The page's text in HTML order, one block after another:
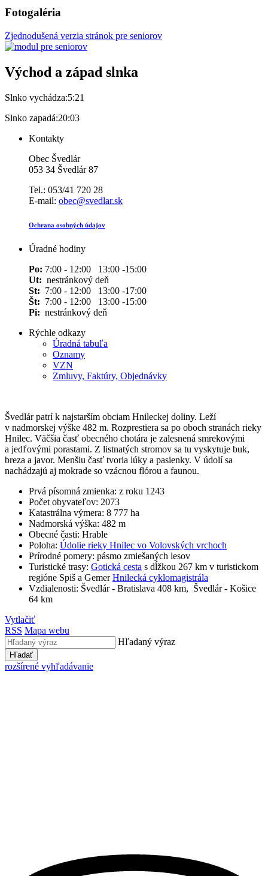
Fotogaléria
Zjednodušená verzia stránok pre seniorov
Východ a západ slnka
Slnko vychádza:5:21
Slnko zapadá:20:03
Kontakty
Obec Švedlár
053 34 Švedlár 87
Tel.: 053/41 720 28
E-mail: obec@svedlar.sk
Ochrana osobných údajov
Úradné hodiny
Po: 7:00 - 12:00 13:00 -15:00
Ut: nestránkový deň
St: 7:00 - 12:00 13:00 -17:00
Št: 7:00 - 12:00 13:00 -15:00
Pi: nestránkový deň
Rýchle odkazy
Úradná tabuľa
Oznamy
VZN
Zmluvy, Faktúry, Objednávky
Švedlár patrí k najstarším obciam Hnileckej doliny. Leží
v nadmorskej výške 482 m. Rozprestiera sa po oboch stranách rieky
Hnilec. Väčšia časť obecného chotára je zalesnená smrekovými
a jedľovými porastami. Z listnatých stromov sa tu vyskytuje buk,
breza a javor. Menšiu časť tvoria lúky a pasienky. V údolí sa
nachádzajú aj mokrade so vzácnou flórou a faunou.
Prvá písomná zmienka: z roku 1243
Počet obyvateľov: 2073
Katastrálna výmera: 8 777 ha
Nadmorská výška: 482 m
Obecné časti: Hrable
Poloha: Údolie rieky Hnilec vo Volovských vrchoch
Prírodné pomery: pásmo zmiešaných lesov
Turistické trasy: Gotická cesta s dĺžkou 267 km v turistickom
regióne Spiš a GemerHnilecká cyklomagistrála
Vzdialenosti: Švedlár - Bratislava 408 km, Švedlár - Košice
64 km
Vytlačiť
RSS Mapa webu
Hľadaný výraz
Hľadať
rozšírené vyhľadávanie